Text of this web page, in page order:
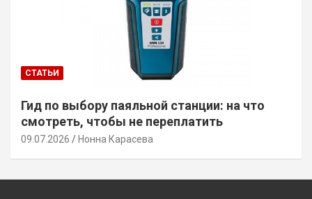
СТАТЬИ
Гид по выбору паяльной станции: на что
смотреть, чтобы не переплатить
09.07.2026 Нонна Карасева